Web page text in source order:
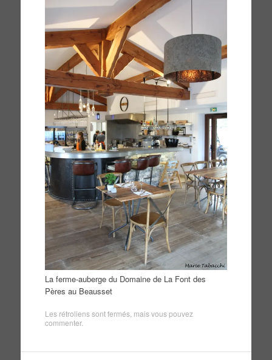
La ferme-auberge du Domaine de La Font des
Pères au Beausset
Les rétroliens sont fermés, mais vous pouvez
commenter.